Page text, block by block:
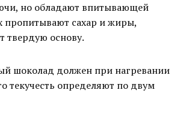
но обладают впитывающей
пропитывают сахар и жиры,
твердую основу.
шоколад должен при нагревании
текучесть определяют по двум